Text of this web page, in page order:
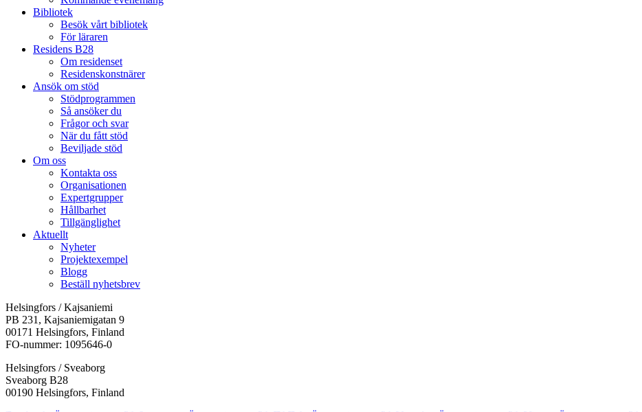
Bibliotek
Besök vårt bibliotek
För läraren
Residens B28
Om residenset
Residenskonstnärer
Ansök om stöd
Stödprogrammen
Så ansöker du
Frågor och svar
När du fått stöd
Beviljade stöd
Om oss
Kontakta oss
Organisationen
Expertgrupper
Hållbarhet
Tillgänglighet
Aktuellt
Nyheter
Projektexempel
Blogg
Beställ nyhetsbrev
Helsingfors / Kajsaniemi
PB 231, Kajsaniemigatan 9
00171 Helsingfors, Finland
FO-nummer: 1095646-0
Helsingfors / Sveaborg
Sveaborg B28
00190 Helsingfors, Finland